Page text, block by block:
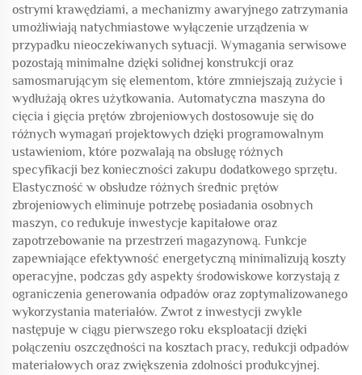
ostrymi krawędziami, a mechanizmy awaryjnego zatrzymania
umożliwiają natychmiastowe wyłączenie urządzenia w
przypadku nieoczekiwanych sytuacji. Wymagania serwisowe
pozostają minimalne dzięki solidnej konstrukcji oraz
samosmarującym się elementom, które zmniejszają zużycie i
wydłużają okres użytkowania. Automatyczna maszyna do
cięcia i gięcia prętów zbrojeniowych dostosowuje się do
różnych wymagań projektowych dzięki programowalnym
ustawieniom, które pozwalają na obsługę różnych
specyfikacji bez konieczności zakupu dodatkowego sprzętu.
Elastyczność w obsłudze różnych średnic prętów
zbrojeniowych eliminuje potrzebę posiadania osobnych
maszyn, co redukuje inwestycje kapitałowe oraz
zapotrzebowanie na przestrzeń magazynową. Funkcje
zapewniające efektywność energetyczną minimalizują koszty
operacyjne, podczas gdy aspekty środowiskowe korzystają z
ograniczenia generowania odpadów oraz zoptymalizowanego
wykorzystania materiałów. Zwrot z inwestycji zwykle
następuje w ciągu pierwszego roku eksploatacji dzięki
połączeniu oszczędności na kosztach pracy, redukcji odpadów
materiałowych oraz zwiększenia zdolności produkcyjnej.